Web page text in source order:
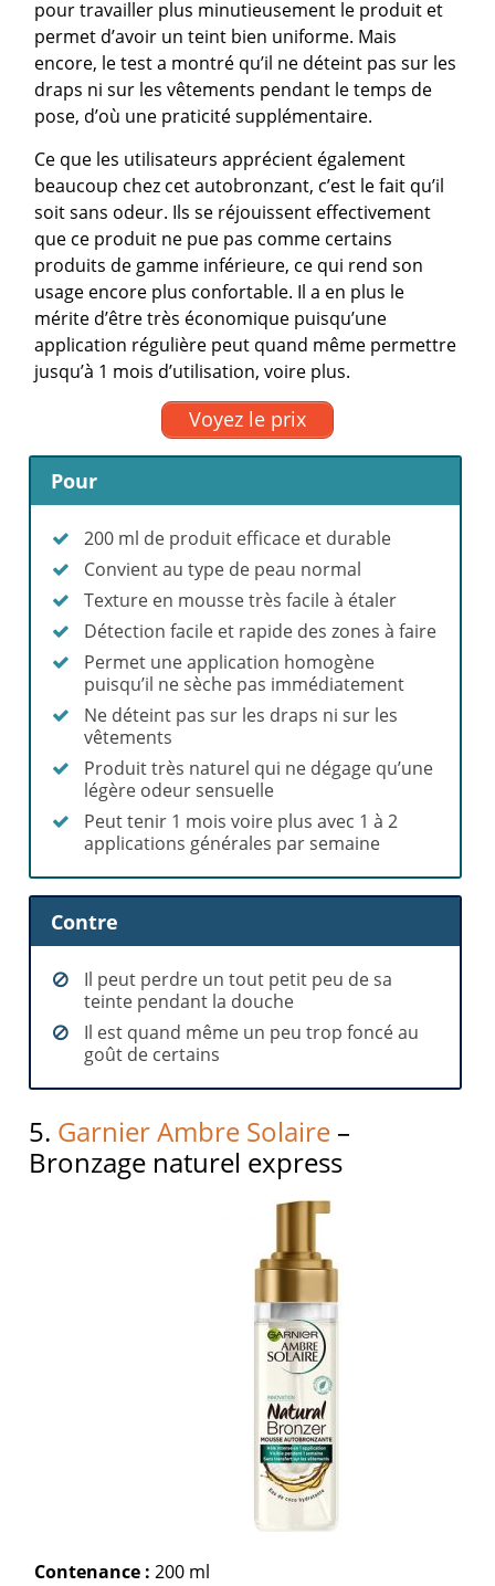
pour travailler plus minutieusement le produit et
permet d’avoir un teint bien uniforme. Mais
encore, le test a montré qu’il ne déteint pas sur les
draps ni sur les vêtements pendant le temps de
pose, d’où une praticité supplémentaire.
Ce que les utilisateurs apprécient également
beaucoup chez cet autobronzant, c’est le fait qu’il
soit sans odeur. Ils se réjouissent effectivement
que ce produit ne pue pas comme certains
produits de gamme inférieure, ce qui rend son
usage encore plus confortable. Il a en plus le
mérite d’être très économique puisqu’une
application régulière peut quand même permettre
jusqu’à 1 mois d’utilisation, voire plus.
Voyez le prix
Pour
200 ml de produit efficace et durable
Convient au type de peau normal
Texture en mousse très facile à étaler
Détection facile et rapide des zones à faire
Permet une application homogène
puisqu’il ne sèche pas immédiatement
Ne déteint pas sur les draps ni sur les
vêtements
Produit très naturel qui ne dégage qu’une
légère odeur sensuelle
Peut tenir 1 mois voire plus avec 1 à 2
applications générales par semaine
Contre
Il peut perdre un tout petit peu de sa
teinte pendant la douche
Il est quand même un peu trop foncé au
goût de certains
5. Garnier Ambre Solaire –
Bronzage naturel express
Contenance :200 ml